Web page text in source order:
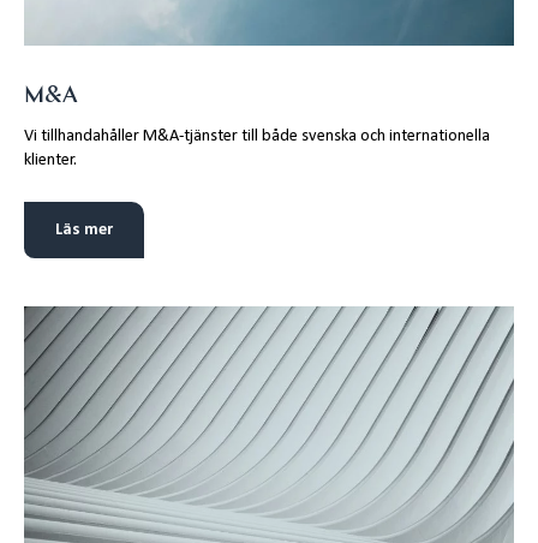
M&A
Vi tillhandahåller M&A-tjänster till både svenska och internationella
klienter.
Läs mer